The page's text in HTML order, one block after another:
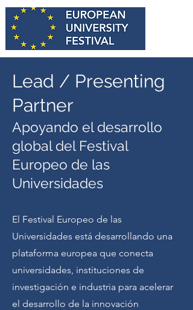
Lead / Presenting
Partner
Apoyando el desarrollo
global del Festival
Europeo de las
Universidades
El Festival Europeo de las
Universidades está desarrollando una
plataforma europea que conecta
universidades, instituciones de
investigación e industria para acelerar
el desarrollo de la innovación